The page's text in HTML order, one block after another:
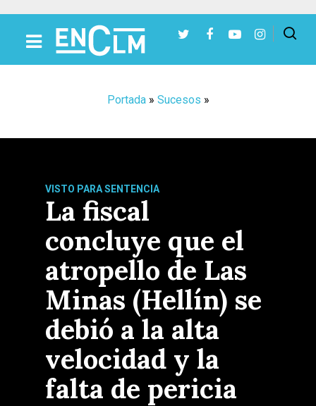
Portada» Sucesos »
VISTO PARA SENTENCIA
La fiscal
concluye que el
atropello de Las
Minas (Hellín) se
debió a la alta
velocidad y la
falta de pericia